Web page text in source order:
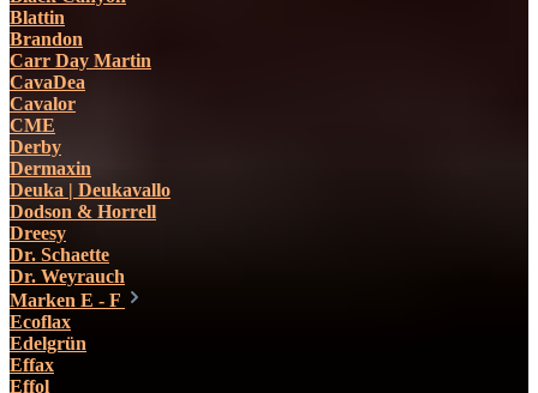
Blattin
Brandon
Carr Day Martin
CavaDea
Cavalor
CME
Derby
Dermaxin
Deuka | Deukavallo
Dodson & Horrell
Dreesy
Dr. Schaette
Dr. Weyrauch
Marken E - F
Ecoflax
Edelgrün
Effax
Effol